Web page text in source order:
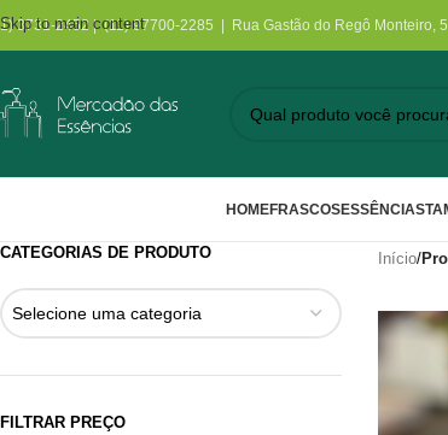
Skip to main content
3731-2452 | (11) 97700-2285 | Rua Gastão do Regô Monteiro,
HOMEFRASCOSESSÊNCIAS
CATEGORIAS DE PRODUTO
Selecione uma categoria
FILTRAR PREÇO
Início/